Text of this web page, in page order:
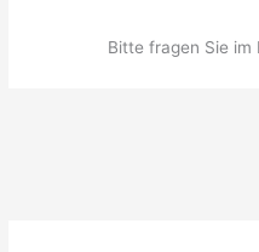
Bitte fragen Sie im